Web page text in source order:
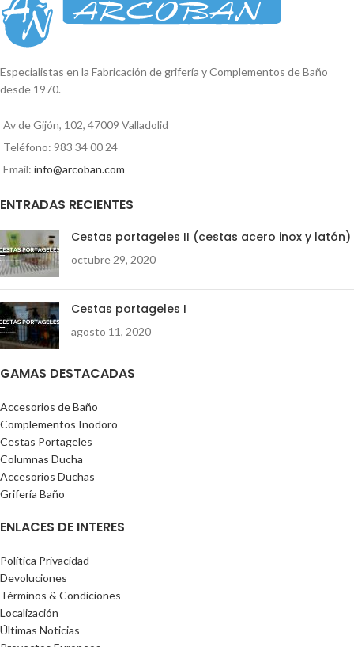
Especialistas en la Fabricación de grifería y Complementos de Baño
desde 1970.
Av de Gijón, 102, 47009 Valladolid
Teléfono: 983 34 00 24
Email: info@arcoban.com
ENTRADAS RECIENTES
Cestas portageles II (cestas acero inox y latón)
octubre 29, 2020
Cestas portageles I
agosto 11, 2020
GAMAS DESTACADAS
Accesorios de Baño
Complementos Inodoro
Cestas Portageles
Columnas Ducha
Accesorios Duchas
Grifería Baño
ENLACES DE INTERES
Política Privacidad
Devoluciones
Términos & Condiciones
Localización
Últimas Noticias